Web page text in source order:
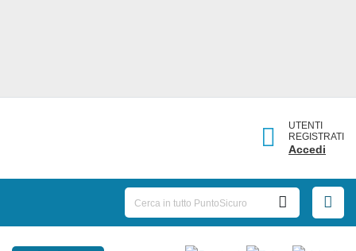
UTENTI
REGISTRATI
Accedi